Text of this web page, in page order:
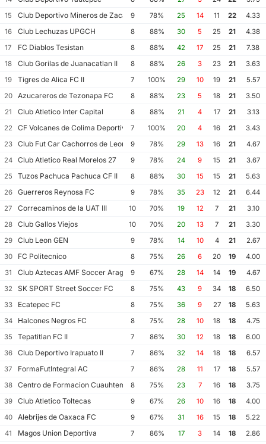
15
Club Deportivo Mineros de Zacatecas II
9 78% 25 14 11 22
4.33
16
Club Lechuzas UPGCH 8 88% 30 5 25 21
4.38
17
FC Diablos Tesistan 8 88% 42 17 25 21
7.38
18
Club Gorilas de Juanacatlan II 8 88% 26 3 23 21
3.63
19
Tigres de Alica FC II 7 100% 29 10 19 21
5.57
20
Azucareros de Tezonapa FC 8 88% 23 5 18 21
3.50
21
Club Atletico Inter Capital 8 88% 21 4 17 21
3.13
22
CF Volcanes de Colima Deportivo Tala
7 100% 20 4 16 21
3.43
23
Club Fut Car Cachorros de Leon 9 78% 29 13 16 21
4.67
24
Club Atletico Real Morelos 27 9 78% 24 9 15 21
3.67
25
Tuzos Pachuca Pachuca CF II 8 88% 30 15 15 21
5.63
26
Guerreros Reynosa FC 9 78% 35 23 12 21
6.44
27
Correcaminos de la UAT III 10 70% 19 12 7 21
3.10
28
Club Gallos Viejos 10 70% 20 13 7 21
3.30
29
Club Leon GEN 9 78% 14 10 4 21
2.67
30
FC Politecnico 8 75% 26 6 20 19
4.00
31
Club Aztecas AMF Soccer Aragon9 67% 28 14 14 19
4.67
32
SK SPORT Street Soccer FC 8 75% 43 9 34 18
6.50
33
Ecatepec FC 8 75% 36 9 27 18
5.63
34
Halcones Negros FC 8 75% 28 10 18 18
4.75
35
Tepatitlan FC II 7 86% 30 12 18 18
6.00
36
Club Deportivo Irapuato II 7 86% 32 14 18 18
6.57
37
FormaFutIntegral AC 7 86% 28 11 17 18
5.57
38
Centro de Formacion Cuauhtemoc Blanco
8 75% 23 7 16 18
3.75
39
Club Atletico Toltecas 9 67% 26 10 16 18
4.00
40
Alebrijes de Oaxaca FC 9 67% 31 16 15 18
5.22
41
Magos Union Deportiva 7 86% 17 3 14 18
2.86